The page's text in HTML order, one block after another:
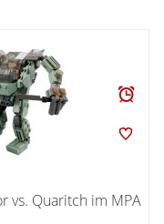
vs. Quaritch im MPA